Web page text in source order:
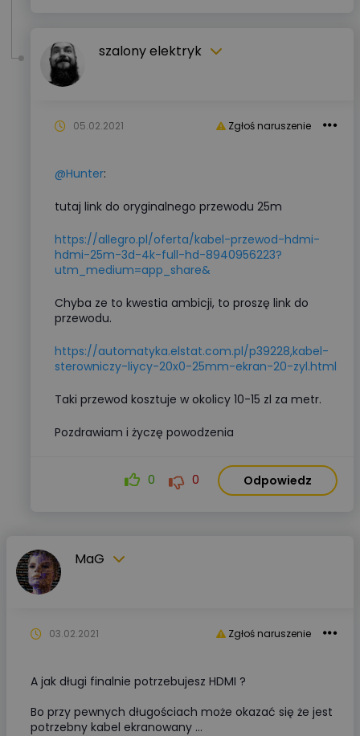
szalony elektryk
Zgłoś naruszenie
05.02.2021
@Hunter:
tutaj link do oryginalnego przewodu 25m
https://allegro.pl/oferta/kabel-przewod-hdmi-
hdmi-25m-3d-4k-full-hd-8940956223?
utm_medium=app_share&
Chyba ze to kwestia ambicji, to proszę link do
przewodu.
https://automatyka.elstat.com.pl/p39228,kabel-
sterowniczy-liycy-20x0-25mm-ekran-20-zyl.html
Taki przewod kosztuje w okolicy 10-15 zl za metr.
Pozdrawiam i życzę powodzenia
0 0 Odpowiedz
MaG
Zgłoś naruszenie
03.02.2021
A jak długi finalnie potrzebujesz HDMI ?
Bo przy pewnych długościach może okazać się że jest
potrzebny kabel ekranowany ...